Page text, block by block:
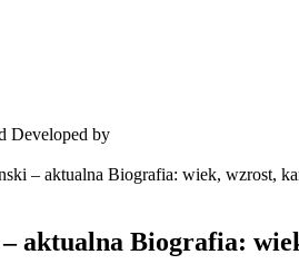
Developed by
– aktualna Biografia: wiek, wzrost,
aktualna Biografia: